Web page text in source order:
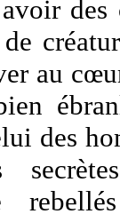
des
au
des